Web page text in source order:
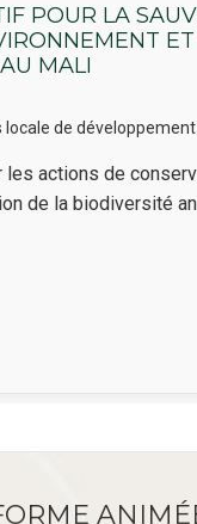
POUR LA
MALI
locale de développement
les actions de
de la biodiversité